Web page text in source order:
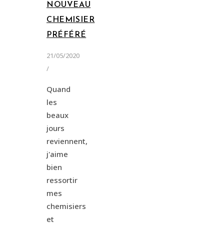
NOUVEAU
CHEMISIER
PRÉFÉRÉ
21/05/2020
/
Quand
les
beaux
jours
reviennent,
j'aime
bien
ressortir
mes
chemisiers
et